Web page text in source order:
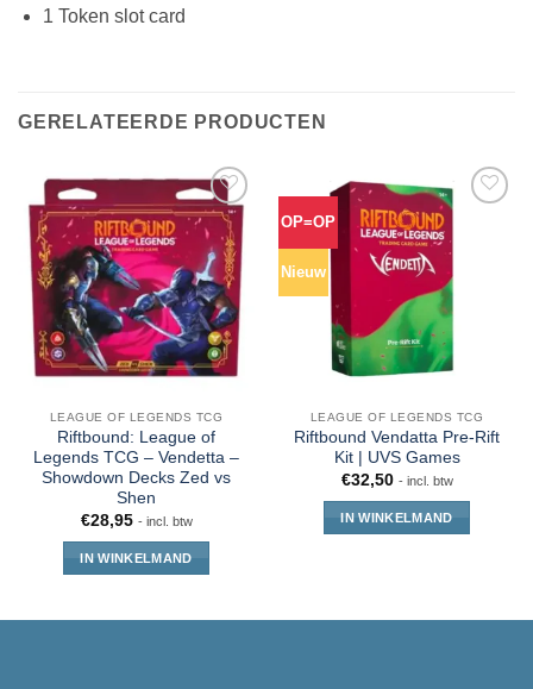
1 Token slot card
GERELATEERDE PRODUCTEN
LEAGUE OF LEGENDS TCG
Riftbound: League of
Legends TCG – Vendetta –
Showdown Decks Zed vs
Shen
€28,95 - incl. btw
IN WINKELMAND
OP=OP
Nieuw
LEAGUE OF LEGENDS TCG
Riftbound Vendatta Pre-Rift
Kit | UVS Games
€32,50 - incl. btw
IN WINKELMAND